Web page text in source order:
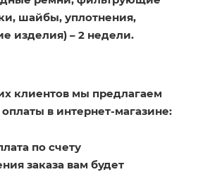
шайбы, уплотнения,
изделия) – 2 недели.
клиентов мы предлагаем
в интернет-магазине:
по счету
заказа вам будет